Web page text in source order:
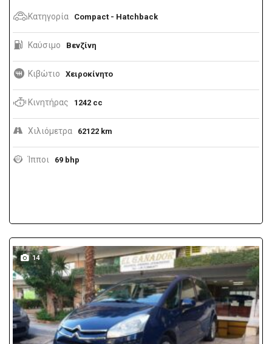
Κατηγορία Compact - Hatchback
Καύσιμο Βενζίνη
Κιβώτιο Χειροκίνητο
Κινητήρας 1242 cc
Χιλιόμετρα 62122 km
Ίπποι 69 bhp
14